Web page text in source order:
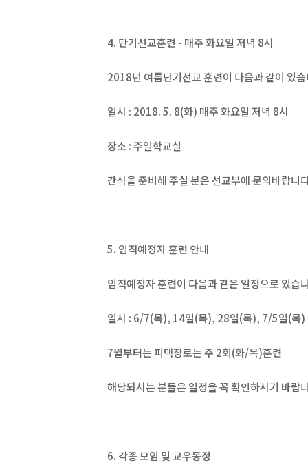
4. 단기선교훈련 - 매주 화요일 저녁 8시
2018년 여름단기선교 훈련이 다음과 같이 있
일시 : 2018. 5. 8(화) 매주 화요일 저녁 8시
장소 : 주일학교실
간식을 준비해 주실 분은 선교부에 문의바랍니
5. 임직예정자 훈련 안내
임직예정자 훈련이 다음과 같은 일정으로 있습
일시 : 6/7(목), 14일(목), 28일(목), 7/5일(목)
7월부터는 피택장로는 주 2회(화/목)훈련
해당되시는 분들은 일정을 꼭 확인하시기 바랍
6. 각종 모임 및 교우동정